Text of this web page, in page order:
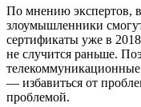
По мнению экспертов,
злоумышленники
сертификаты уже в
не случится раньше.
— избавиться от
проблемой.